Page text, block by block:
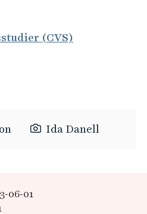
(CVS)
Ida Danell
06-01